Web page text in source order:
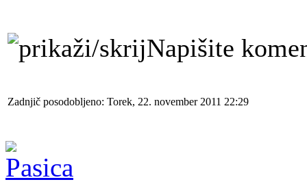
Napišite
Zadnjič posodobljeno: Torek, 22. november 2011 22:29